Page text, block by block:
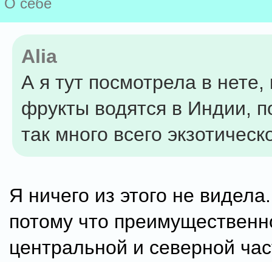
О себе
Alia
А я тут посмотрела в нете,
фрукты водятся в Индии,
так много всего
Я ничего из этого не
потому что
центральной и северной